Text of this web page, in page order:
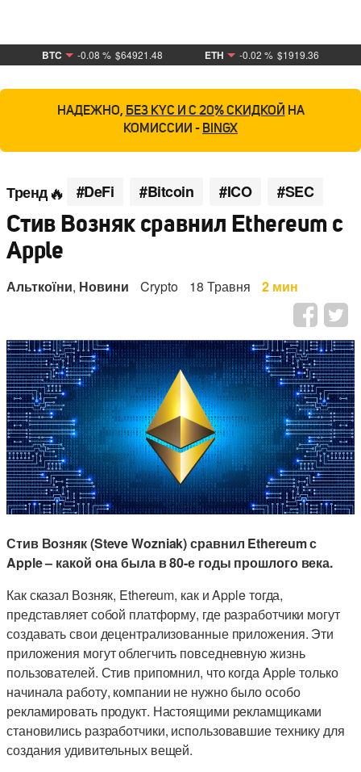
BTC -0.08 % $64921.48 ETH -0.02 % $1919.36
НАДЕЖНО, БЕЗ KYC И С 20% СКИДКОЙ НА
КОМИССИИ - BINGX
Тренд #DeFi #Bitcoin #ICO #SEC
Стив Возняк сравнил Ethereum с
Apple
Альткоїни, Новини Crypto 18 Травня 2 мин
Стив Возняк (Steve Wozniak) сравнил Ethereum с
Apple – какой она была в 80-е годы прошлого века.
Как сказал Возняк, Ethereum, как и Apple тогда,
представляет собой платформу, где разработчики могут
создавать свои децентрализованные приложения. Эти
приложения могут облегчить повседневную жизнь
пользователей. Стив припомнил, что когда Apple только
начинала работу, компании не нужно было особо
рекламировать продукт. Настоящими рекламщиками
становились разработчики, использовавшие технику для
создания удивительных вещей.